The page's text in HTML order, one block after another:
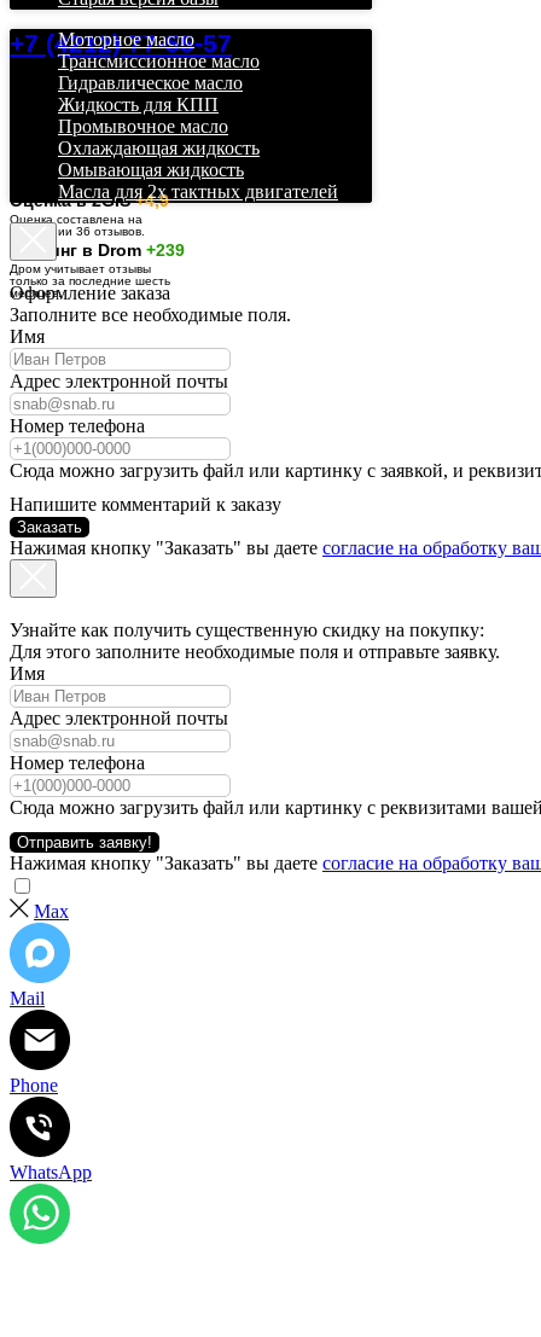
+7 (4212) 77-55-57
Оценка в 2GIS+4,9
Оценка составлена на
основании 36 отзывов.
Рейтинг в Drom +239
Дром учитывает отзывы
только за последние шесть
месяцев.
Моторное масло
Трансмиссионное масло
Гидравлическое масло
Жидкость для КПП
Промывочное масло
Охлаждающая жидкость
Омывающая жидкость
Масла для 2х тактных двигателей
Оформление заказа
Заполните все необходимые поля.
Имя
Адрес электронной почты
Номер телефона
Сюда можно загрузить файл или картинку с заявкой, и
Напишите комментарий к заказу
Заказать
Нажимая кнопку "Заказать" вы даете согласие на обработку
Узнайте как получить существенную скидку на покупку:
Для этого заполните необходимые поля и отправьте заявку.
Имя
Адрес электронной почты
Номер телефона
Сюда можно загрузить файл или картинку с реквизитами
Отправить заявку!
Нажимая кнопку "Заказать" вы даете согласие на обработку
Max
Mail
Phone
WhatsApp